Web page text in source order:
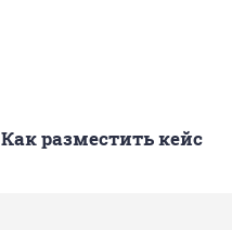
Как разместить кейс